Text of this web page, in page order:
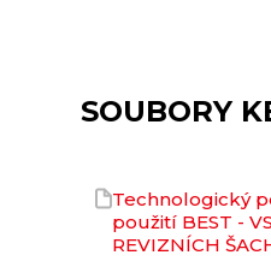
SOUBORY
Technologický
použití BEST -
REVIZNÍCH